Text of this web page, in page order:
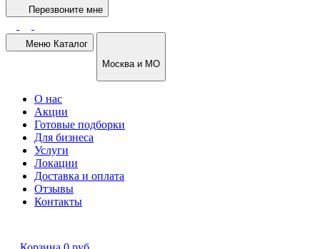
Перезвоните мне
Меню Каталог
Москва и МО
О нас
Акции
Готовые подборки
Для бизнеса
Услуги
Локации
Доставка и оплата
Отзывы
Контакты